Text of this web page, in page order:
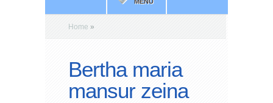
Home »
Bertha maria
mansur zeina